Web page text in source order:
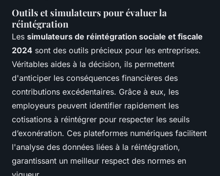
Outils et simulateurs pour évaluer la
réintégration
Les simulateurs de réintégration sociale et fiscale
2024 sont des outils précieux pour les entreprises.
Véritables aides à la décision, ils permettent
d'anticiper les conséquences financières des
contributions excédentaires. Grâce à eux, les
employeurs peuvent identifier rapidement les
cotisations à réintégrer pour respecter les seuils
d’exonération. Ces plateformes numériques facilitent
l'analyse des données liées à la réintégration,
garantissant un meilleur respect des normes en